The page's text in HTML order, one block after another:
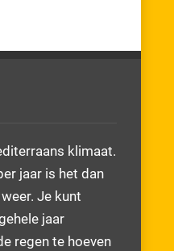
klimaat.
jaar is het dan
Je kunt
jaar
regen te hoeven